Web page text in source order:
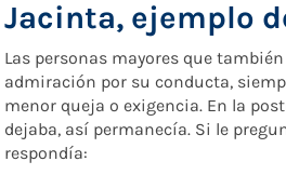
Jacinta, ejemplo
Las personas mayores que
admiración por su conducta,
menor queja o exigencia. En la
dejaba, así permanecía. Si le
respondía: